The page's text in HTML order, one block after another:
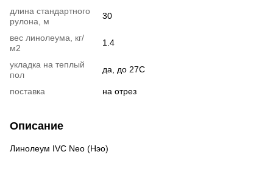
длина стандартного
рулона, м
30
вес линолеума, кг/
м2
1.4
укладка на теплый
пол
да, до 27С
поставка на отрез
Описание
Линолеум IVC Neo (Нэо)